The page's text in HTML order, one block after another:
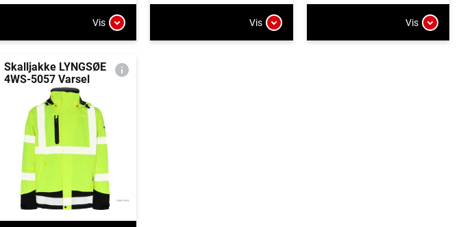
Vis Vis Vis
Skalljakke LYNGSØE
4WS-5057 Varsel